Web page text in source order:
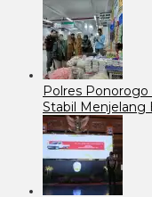
Polres
Stabil Menjelang